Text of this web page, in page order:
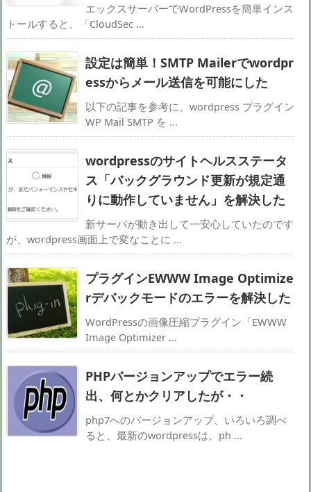
エックスサーバーでWordPressを簡単インス
トールすると、「CloudSec ...
設定は簡単！SMTP Mailerでwordpr
essからメール送信を可能にした
以下の記事を参考に、wordpress プラグイン
WP Mail SMTP を ...
wordpressのサイトヘルスステータ
ス「バックグラウンド更新が規定通
りに動作していません」を解決した
新サーバが動き出して一安心していたのです
が、wordpress画面上で変なことに ...
プラグインEWWW Image Optimize
rデバックモードのエラーを解決した
WordPressの画像圧縮プラグイン「EWWW
Image Optimizer ...
PHPバージョンアップでエラー続
出、何とかクリアしたが・・
php7へのバージョンアップ、いろいろ調べ
ると、最新のwordpressは、ph ...